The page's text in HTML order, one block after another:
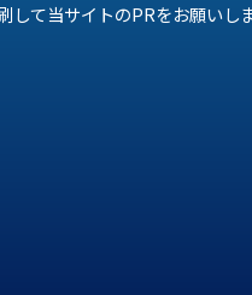
て当サイトのPRをお願いしま